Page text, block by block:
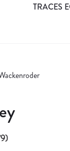
TRACES